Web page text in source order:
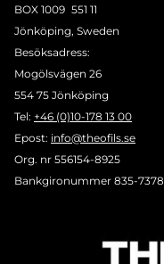
BOX 1009 551 11
Jönköping, Sweden
Besöksadress:
Mogölsvägen 26
554 75 Jönköping
Tel: +46 (0)10-178 13 00
Epost: info@theofils.se
Org. nr 556154-8925
Bankgironummer 835-7378